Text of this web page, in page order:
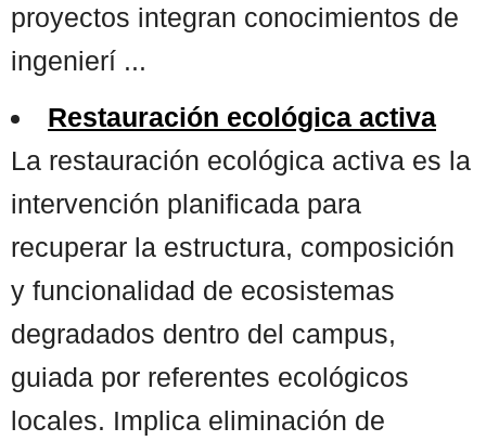
proyectos integran conocimientos de
ingenierí ...
Restauración ecológica activa
La restauración ecológica activa es la
intervención planificada para
recuperar la estructura, composición
y funcionalidad de ecosistemas
degradados dentro del campus,
guiada por referentes ecológicos
locales. Implica eliminación de